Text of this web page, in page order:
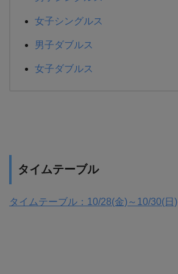
女子シングルス
男子ダブルス
女子ダブルス
タイムテーブル
タイムテーブル：10/28(金)～10/30(日)